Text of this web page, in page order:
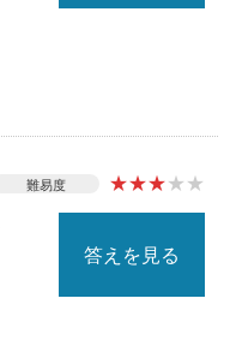
難易度 ★★★★★
答えを見る